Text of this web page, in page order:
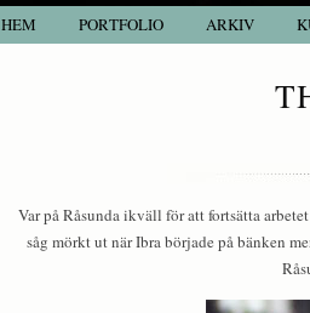
HEM PORTFOLIO ARKIV
Var på Råsunda ikväll för att fortsätta
såg mörkt ut när Ibra började på bänken